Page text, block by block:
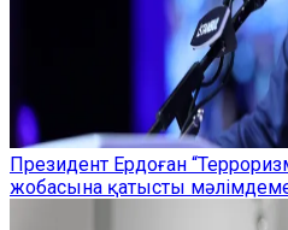
Президент Ердоған
жобасына қатысты